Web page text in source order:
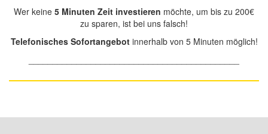
Wer keine 5 Minuten Zeit investieren möchte, um bis zu 200€
zu sparen, ist bei uns falsch!
Telefonisches Sofortangebotinnerhalb von 5 Minuten möglich!